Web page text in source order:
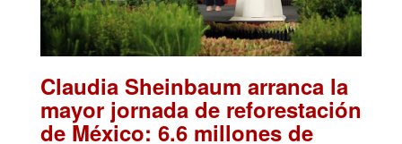
Claudia Sheinbaum arranca la
mayor jornada de reforestación
de México: 6.6 millones de